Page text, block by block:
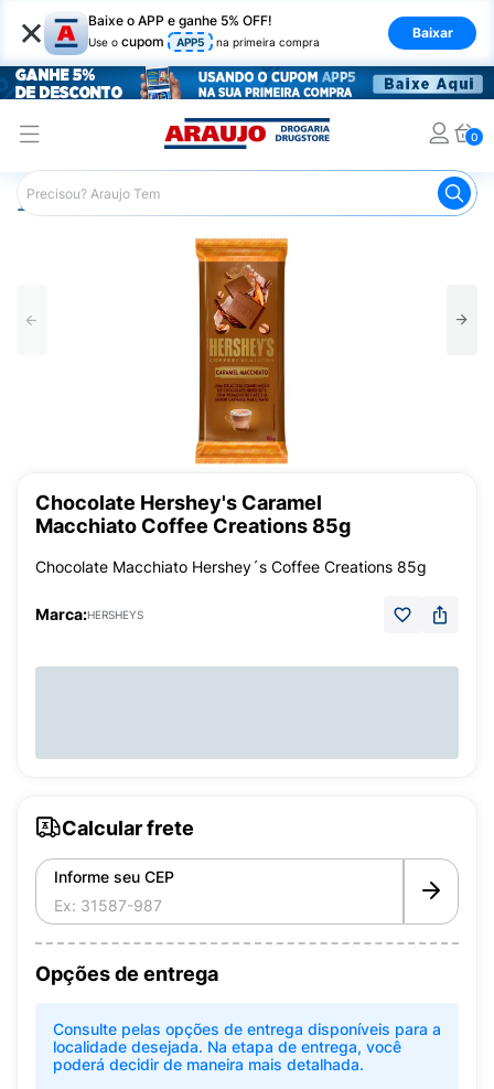
× Baixe o APP e ganhe 5% OFF!
Use o cupom APP5 na primeira compra
Baixar
0
Araujo Mercado Tablete de Chocolate
Chocolate Hershey's Caramel
Macchiato Coffee Creations 85g
Chocolate Macchiato Hershey´s Coffee Creations 85g
Marca:HERSHEYS
Calcular frete
Informe seu CEP
Opções de entrega
Consulte pelas opções de entrega disponíveis para a
localidade desejada. Na etapa de entrega, você
poderá decidir de maneira mais detalhada.